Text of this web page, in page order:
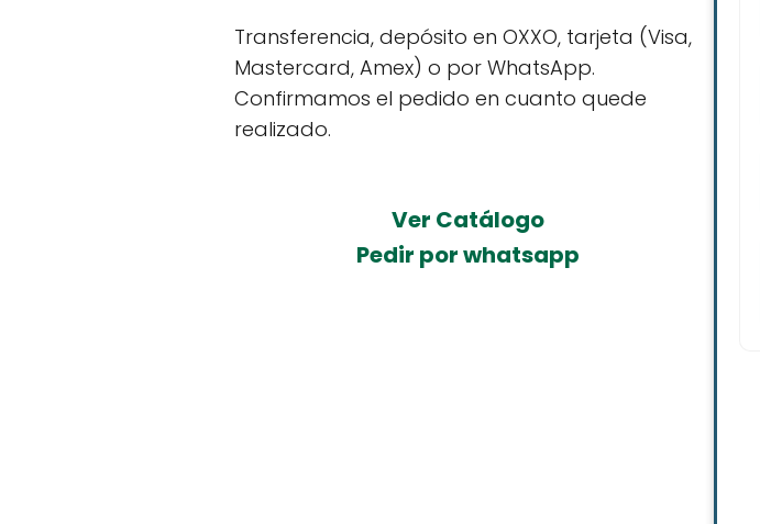
Transferencia, depósito en OXXO, tarjeta (Visa,
Mastercard, Amex) o por WhatsApp.
Confirmamos el pedido en cuanto quede
realizado.
Ver Catálogo
Pedir por whatsapp